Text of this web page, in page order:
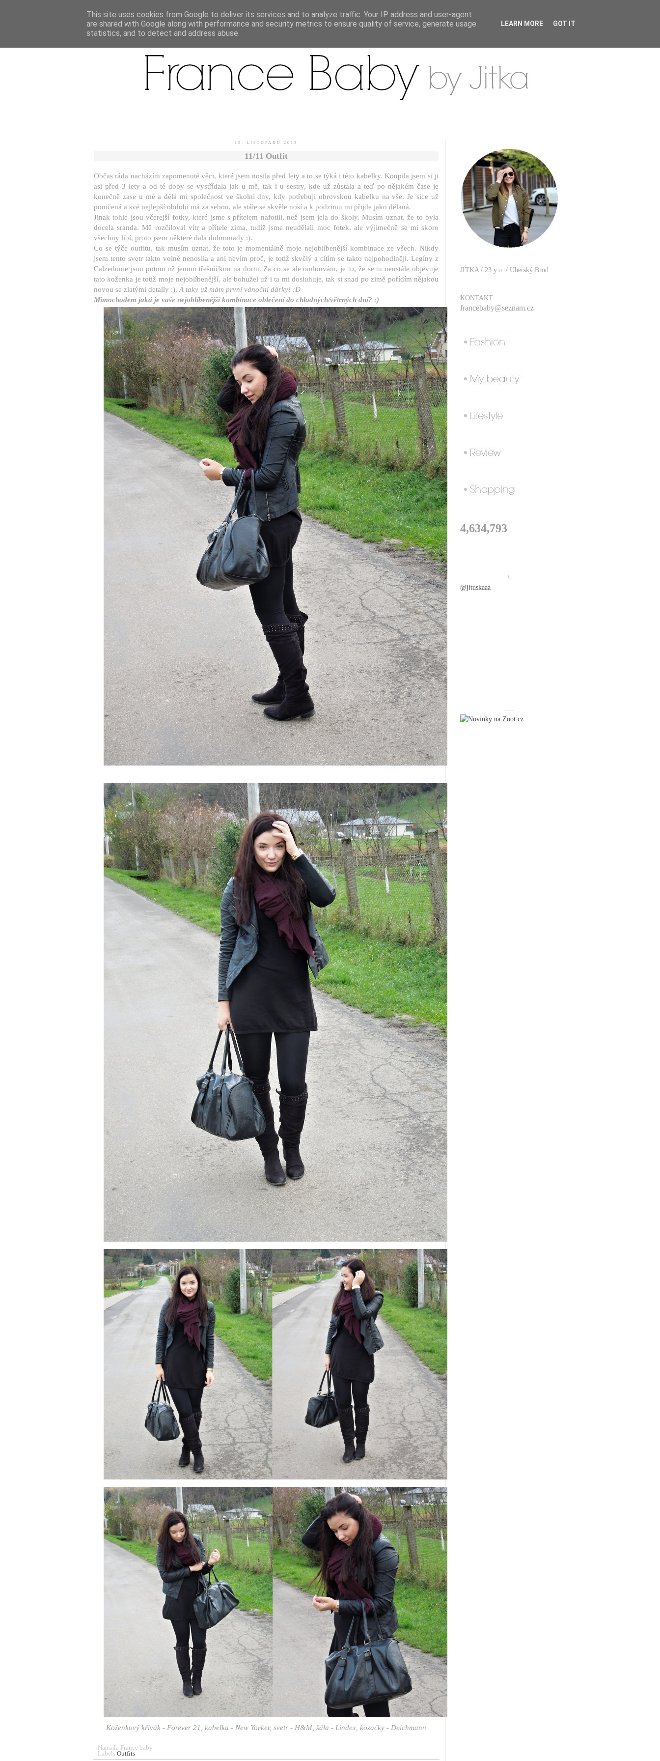
.
12. LISTOPADU 2013
11/11 Outfit
Občas ráda nacházím zapomenuté věci, které jsem nosila před lety a to se týká i této kabelky. Koupila jsem si ji
asi před 3 lety a od té doby se vystřídala jak u mě, tak i u sestry, kde už zůstala a teď po nějakém čase je
konečně zase u mě a dělá mi společnost ve školní dny, kdy potřebuji obrovskou kabelku na vše. Je sice už
poničená a své nejlepší období má za sebou, ale stále se skvěle nosí a k podzimu mi přijde jako dělaná.
Jinak tohle jsou včerejší fotky, které jsme s přítelem nafotili, než jsem jela do školy. Musím uznat, že to byla
docela sranda. Mě rozčiloval vítr a přítele zima, tudíž jsme neudělali moc fotek, ale výjimečně se mi skoro
všechny libí, proto jsem některé dala dohromady :).
Co se týče outfitu, tak musím uznat, že toto je momentálně moje nejoblíbenější kombinace ze všech. Nikdy
jsem tento svetr takto volně nenosila a ani nevím proč, je totiž skvělý a cítím se takto nejpohodlněji. Legíny z
Calzedonie jsou potom už jenom třešničkou na dortu. Za co se ale omlouvám, je to, že se tu neustále objevuje
tato koženka je totiž moje nejoblíbenější, ale bohužel už i ta mi dosluhuje, tak si snad po zimě pořídím nějakou
novou se zlatými detaily :). A taky už mám první vánoční dárky! :D
Mimochodem jaká je vaše nejoblíbenější kombinace oblečení do chladných/větrných dní? :)
Koženkový křivák - Forever 21, kabelka - New Yorker, svetr - H&M, šála - Lindex, kozačky - Deichmann
Napsala France baby
Labels Outfits
JITKA / 23 y.o. / Uherský Brod
KONTAKT:
francebaby@seznam.cz
4,634,793
@jituskaaa
This site uses cookies from Google to deliver its services and to analyze traffic. Your IP address and user-agent
are shared with Google along with performance and security metrics to ensure quality of service, generate usage
statistics, and to detect and address abuse.
LEARN MORE GOT IT